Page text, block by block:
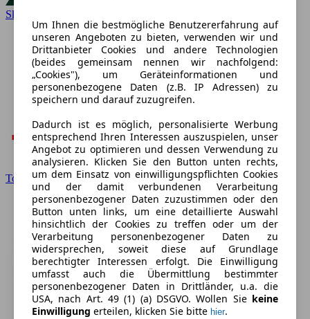
Skoda
Toyota
Um Ihnen die bestmögliche Benutzererfahrung auf
unseren Angeboten zu bieten, verwenden wir und
Drittanbieter Cookies und andere Technologien
(beides gemeinsam nennen wir nachfolgend:
„Cookies"), um Geräteinformationen und
personenbezogene Daten (z.B. IP Adressen) zu
speichern und darauf zuzugreifen.
Dadurch ist es möglich, personalisierte Werbung
entsprechend Ihren Interessen auszuspielen, unser
Angebot zu optimieren und dessen Verwendung zu
analysieren. Klicken Sie den Button unten rechts,
um dem Einsatz von einwilligungspflichten Cookies
und der damit verbundenen Verarbeitung
personenbezogener Daten zuzustimmen oder den
Button unten links, um eine detaillierte Auswahl
hinsichtlich der Cookies zu treffen oder um der
Verarbeitung personenbezogener Daten zu
widersprechen, soweit diese auf Grundlage
berechtigter Interessen erfolgt. Die Einwilligung
umfasst auch die Übermittlung bestimmter
personenbezogener Daten in Drittländer, u.a. die
USA, nach Art. 49 (1) (a) DSGVO. Wollen Sie keine
Einwilligung erteilen, klicken Sie bitte hier.